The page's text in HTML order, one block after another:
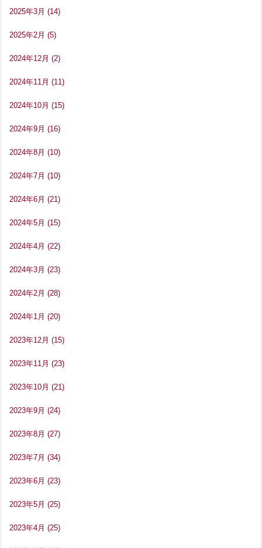
2025年3月 (14)
2025年2月 (5)
2024年12月 (2)
2024年11月 (11)
2024年10月 (15)
2024年9月 (16)
2024年8月 (10)
2024年7月 (10)
2024年6月 (21)
2024年5月 (15)
2024年4月 (22)
2024年3月 (23)
2024年2月 (28)
2024年1月 (20)
2023年12月 (15)
2023年11月 (23)
2023年10月 (21)
2023年9月 (24)
2023年8月 (27)
2023年7月 (34)
2023年6月 (23)
2023年5月 (25)
2023年4月 (25)